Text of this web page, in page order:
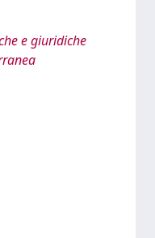
e giuridiche